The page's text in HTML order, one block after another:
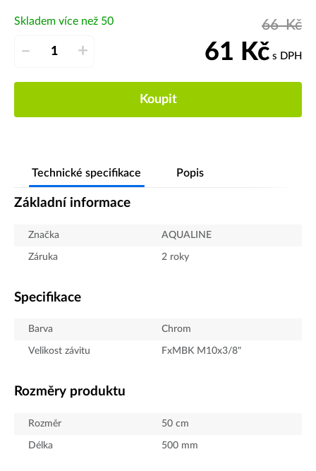
Skladem více než 50
– +
66Kč
61 Kč s DPH
Koupit
Technické specifikace Popis
Základní informace
Značka AQUALINE
Záruka 2 roky
Specifikace
Barva Chrom
Velikost závitu FxMBK M10x3/8"
Rozměry produktu
Rozměr 50 cm
Délka 500 mm